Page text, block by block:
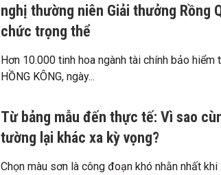
nghị thường niên Giải thưởng Rồng
chức trọng thể
Hơn 10.000 tinh hoa ngành tài chính bảo
HỒNG KÔNG, ngày...
Từ bảng mẫu đến thực tế: Vì sao
tường lại khác xa kỳ vọng?
Chọn màu sơn là công đoạn khó nhằn nhất